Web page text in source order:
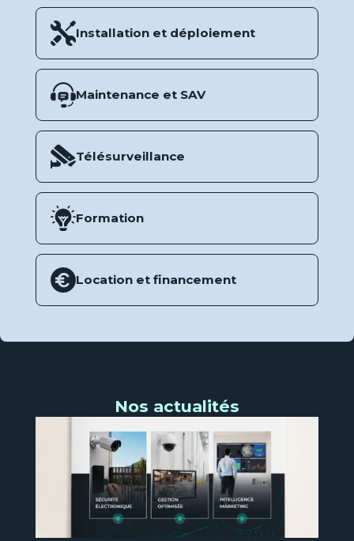
Installation et déploiement
Maintenance et SAV
Télésurveillance
Formation
Location et financement
Nos actualités